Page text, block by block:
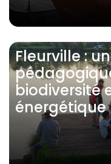
Fleurville :
biodiversité
énergétique